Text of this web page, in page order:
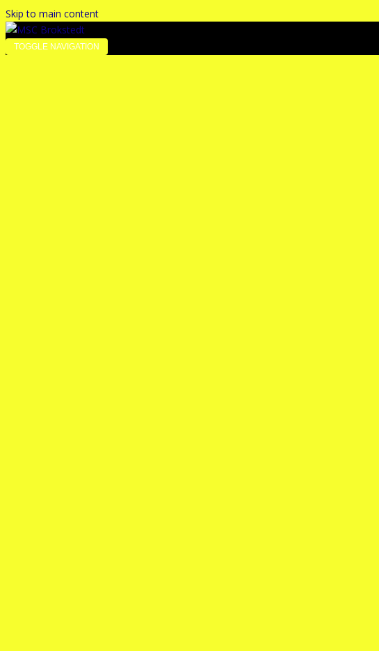
Skip to main content
TOGGLE NAVIGATION